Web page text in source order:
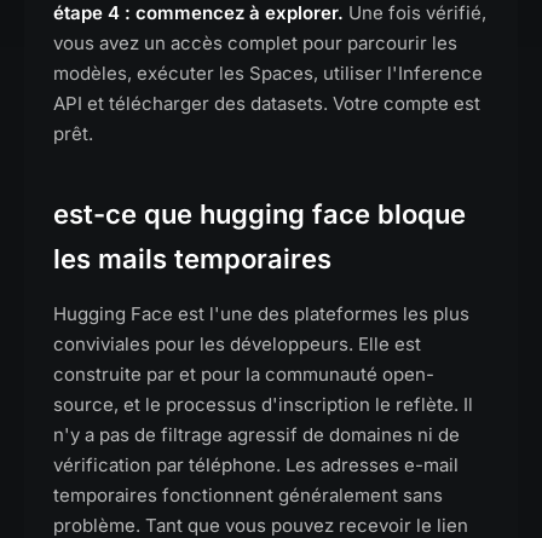
étape 4 : commencez à explorer. Une fois vérifié,
vous avez un accès complet pour parcourir les
modèles, exécuter les Spaces, utiliser l'Inference
API et télécharger des datasets. Votre compte est
prêt.
est-ce que hugging face bloque
les mails temporaires
Hugging Face est l'une des plateformes les plus
conviviales pour les développeurs. Elle est
construite par et pour la communauté open-
source, et le processus d'inscription le reflète. Il
n'y a pas de filtrage agressif de domaines ni de
vérification par téléphone. Les adresses e-mail
temporaires fonctionnent généralement sans
problème. Tant que vous pouvez recevoir le lien